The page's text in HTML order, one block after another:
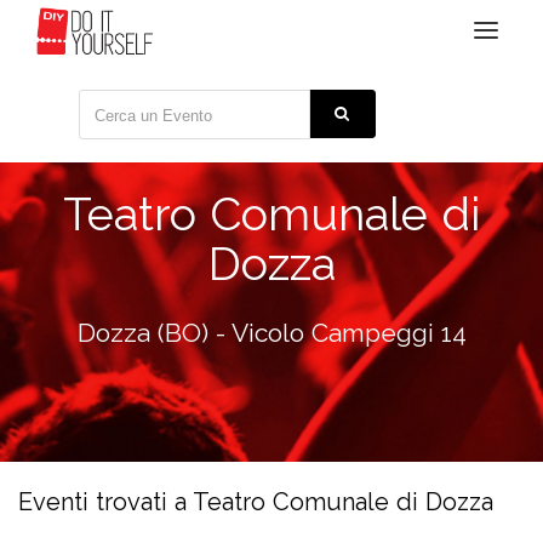
Toggle
Teatro Comunale di
Dozza
Dozza (BO) - Vicolo Campeggi 14
Eventi trovati a Teatro Comunale di Dozza